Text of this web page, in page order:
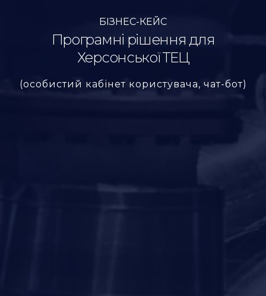
БІЗНЕС-КЕЙС
Програмні рішення для
Херсонської ТЕЦ
(особистий кабінет користувача, чат-бот)